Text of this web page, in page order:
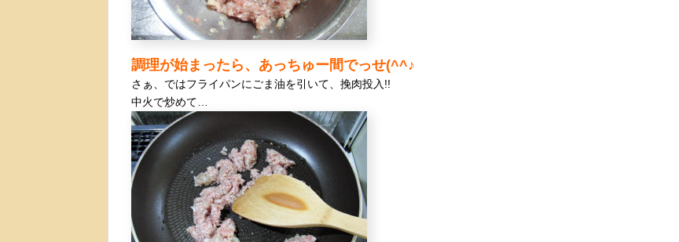
調理が始まったら、あっちゅー間でっせ(^^♪
さぁ、ではフライパンにごま油を引いて、挽肉投入!!
中火で炒めて…